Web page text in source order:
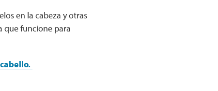
en la cabeza y otras
que funcione para